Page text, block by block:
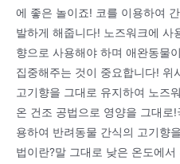
에 좋은 놀이죠! 코를 이용하여
발하게 해줍니다! 노즈워크에 사
향으로 사용해야 하며 애완동물
집중해주는 것이 중요합니다! 위
고기향을 그대로 유지하여 노즈
온 건조 공법으로 영양을 그대로
용하여 반려동물 간식의 고기향
법이란?말 그대로 낮은 온도에